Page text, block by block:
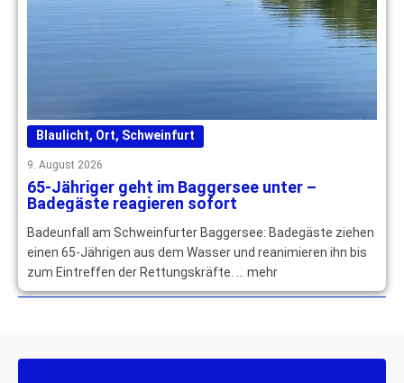
Blaulicht, Ort, Schweinfurt
9. August 2026
65-Jähriger geht im Baggersee unter –
Badegäste reagieren sofort
Badeunfall am Schweinfurter Baggersee: Badegäste ziehen
einen 65-Jährigen aus dem Wasser und reanimieren ihn bis
zum Eintreffen der Rettungskräfte. … mehr